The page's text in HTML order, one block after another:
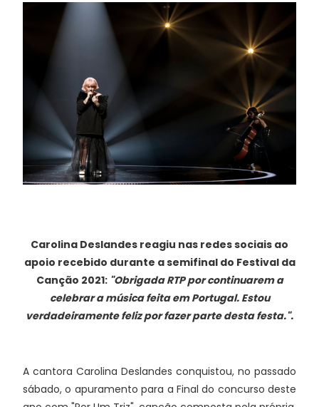
Carolina Deslandes reagiu nas redes sociais ao
apoio recebido durante a semifinal do Festival da
Canção 2021: "Obrigada RTP por continuarem a
celebrar a música feita em Portugal. Estou
verdadeiramente feliz por fazer parte desta festa.".
A cantora Carolina Deslandes conquistou, no passado
sábado, o apuramento para a Final do concurso deste